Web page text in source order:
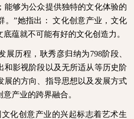
能够为公众提供独特的文化体验的
。”她指出：
文化创意产业，文化
蕴就不可能有好的文化创造力。
展历程，耿秀彦归纳为798阶段、
和影视阶段以及无所适从等历史阶
展的方向、指导思想以及发展方式
产业的跨界融合。
化创意产业的兴起标志着艺术生